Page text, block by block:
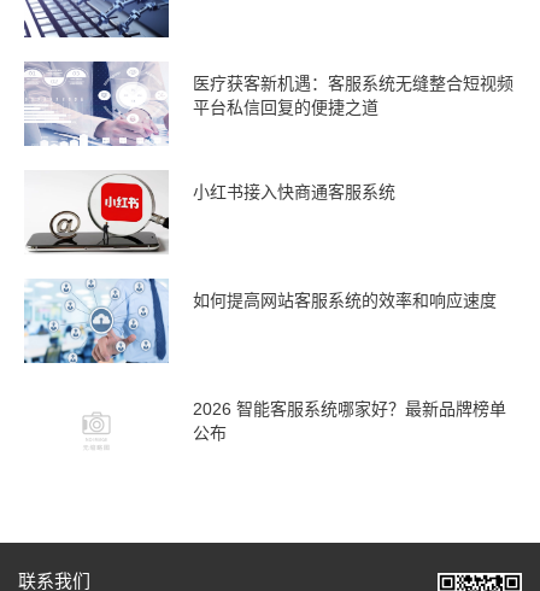
医疗获客新机遇：客服系统无缝整合短视频
平台私信回复的便捷之道
小红书接入快商通客服系统
如何提高网站客服系统的效率和响应速度
2026 智能客服系统哪家好？最新品牌榜单
公布
联系我们